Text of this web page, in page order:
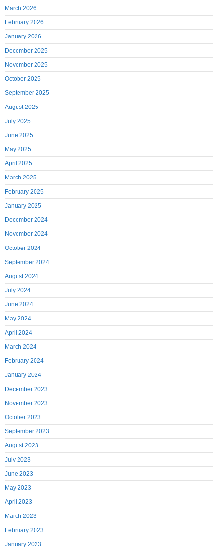
March 2026
February 2026
January 2026
December 2025
November 2025
October 2025
September 2025
August 2025
July 2025
June 2025
May 2025
April 2025
March 2025
February 2025
January 2025
December 2024
November 2024
October 2024
September 2024
August 2024
July 2024
June 2024
May 2024
April 2024
March 2024
February 2024
January 2024
December 2023
November 2023
October 2023
September 2023
August 2023
July 2023
June 2023
May 2023
April 2023
March 2023
February 2023
January 2023